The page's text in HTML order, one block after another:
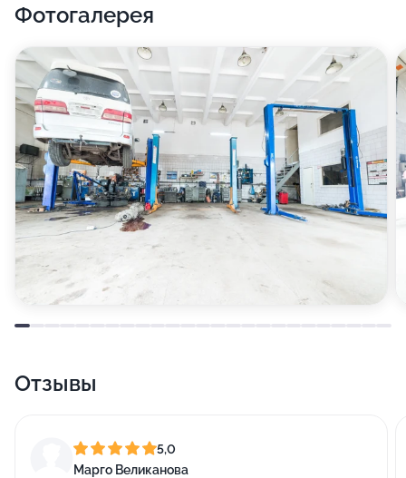
Фотогалерея
Отзывы
5,0
Марго Великанова